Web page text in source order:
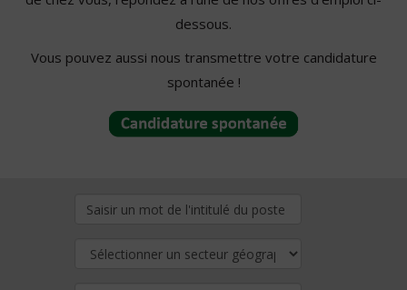
dessous.
Vous pouvez aussi nous transmettre votre candidature
spontanée !